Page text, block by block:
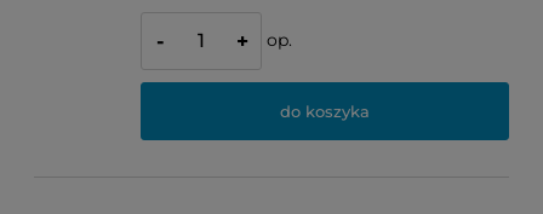
- + op.
do koszyka